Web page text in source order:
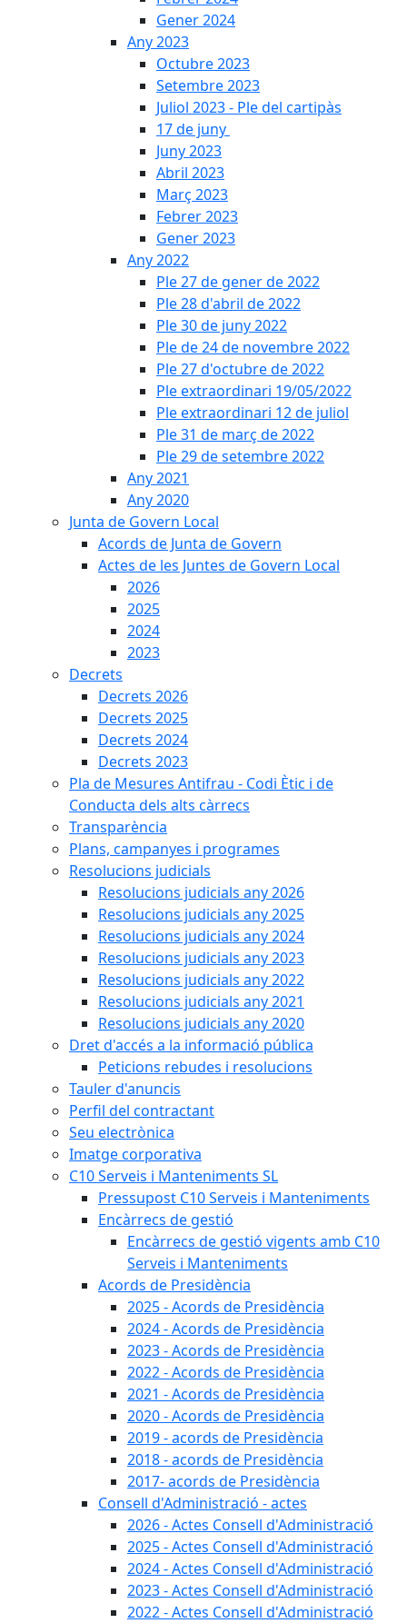
Gener 2024
Any 2023
Octubre 2023
Setembre 2023
Juliol 2023 - Ple del cartipàs
17 de juny
Juny 2023
Abril 2023
Març 2023
Febrer 2023
Gener 2023
Any 2022
Ple 27 de gener de 2022
Ple 28 d'abril de 2022
Ple 30 de juny 2022
Ple de 24 de novembre 2022
Ple 27 d'octubre de 2022
Ple extraordinari 19/05/2022
Ple extraordinari 12 de juliol
Ple 31 de març de 2022
Ple 29 de setembre 2022
Any 2021
Any 2020
Junta de Govern Local
Acords de Junta de Govern
Actes de les Juntes de Govern Local
2026
2025
2024
2023
Decrets
Decrets 2026
Decrets 2025
Decrets 2024
Decrets 2023
Pla de Mesures Antifrau - Codi Ètic i de
Conducta dels alts càrrecs
Transparència
Plans, campanyes i programes
Resolucions judicials
Resolucions judicials any 2026
Resolucions judicials any 2025
Resolucions judicials any 2024
Resolucions judicials any 2023
Resolucions judicials any 2022
Resolucions judicials any 2021
Resolucions judicials any 2020
Dret d'accés a la informació pública
Peticions rebudes i resolucions
Tauler d'anuncis
Perfil del contractant
Seu electrònica
Imatge corporativa
C10 Serveis i Manteniments SL
Pressupost C10 Serveis i Manteniments
Encàrrecs de gestió
Encàrrecs de gestió vigents amb C10
Serveis i Manteniments
Acords de Presidència
2025 - Acords de Presidència
2024 - Acords de Presidència
2023 - Acords de Presidència
2022 - Acords de Presidència
2021 - Acords de Presidència
2020 - Acords de Presidència
2019 - acords de Presidència
2018 - acords de Presidència
2017- acords de Presidència
Consell d'Administració - actes
2026 - Actes Consell d'Administració
2025 - Actes Consell d'Administració
2024 - Actes Consell d'Administració
2023 - Actes Consell d'Administració
2022 - Actes Consell d'Administració